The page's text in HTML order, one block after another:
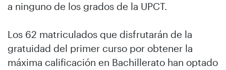
a ninguno de los grados de la UPCT.
Los 62 matriculados que disfrutarán de la
gratuidad del primer curso por obtener la
máxima calificación en Bachillerato han optado